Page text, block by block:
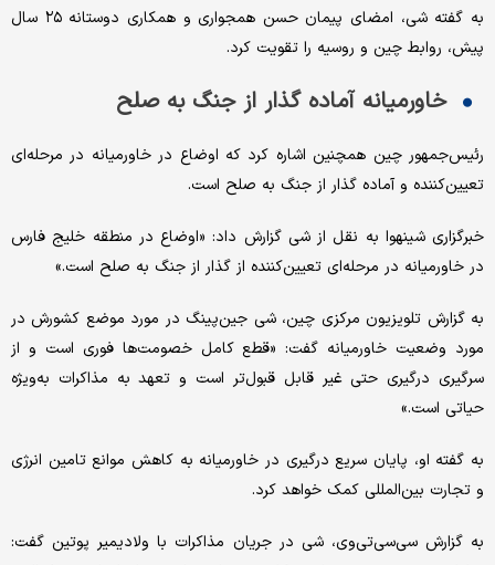
به گفته شی، امضای پیمان حسن همجواری و همکاری دوستانه ۲۵ سال
پیش، روابط چین و روسیه را تقویت کرد.
خاورمیانه آماده گذار از جنگ به صلح
رئیس‌جمهور چین همچنین اشاره کرد که اوضاع در خاورمیانه در مرحله‌ای
تعیین‌کننده و آماده گذار از جنگ به صلح است.
خبرگزاری شینهوا به نقل از شی گزارش داد: «اوضاع در منطقه خلیج فارس
در خاورمیانه در مرحله‌ای تعیین‌کننده از گذار از جنگ به صلح است.»
به گزارش تلویزیون مرکزی چین، شی جین‌پینگ در مورد موضع کشورش در
مورد وضعیت خاورمیانه گفت: «قطع کامل خصومت‌ها فوری است و از
سرگیری درگیری حتی غیر قابل قبول‌تر است و تعهد به مذاکرات به‌ویژه
حیاتی است.»
به گفته او، پایان سریع درگیری در خاورمیانه به کاهش موانع تامین انرژی
و تجارت بین‌المللی کمک خواهد کرد.
به گزارش سی‌سی‌تی‌وی، شی در جریان مذاکرات با ولادیمیر پوتین گفت: